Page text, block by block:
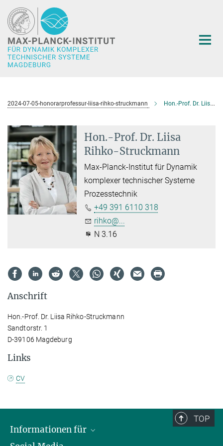
Hauptinhalt
2024-07-05-honorarprofessur-liisa-rihko-struckmann Hon.-Prof. Dr. Liisa Rihko-Struckmann
Hon.-Prof. Dr. Liisa
Rihko-Struckmann
Max-Planck-Institut für Dynamik
komplexer technischer Systeme
Prozesstechnik
+49 391 6110 318
rihko@...
N 3.16
Anschrift
Hon.-Prof. Dr. Liisa Rihko-Struckmann
Sandtorstr. 1
D-39106 Magdeburg
Links
CV
TOP
Informationen für